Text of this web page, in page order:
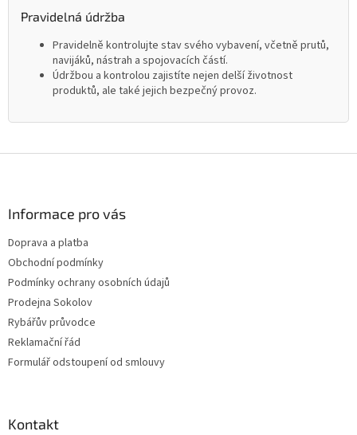
Pravidelná údržba
Pravidelně kontrolujte stav svého vybavení, včetně prutů,
navijáků, nástrah a spojovacích částí.
Údržbou a kontrolou zajistíte nejen delší životnost
produktů, ale také jejich bezpečný provoz.
Informace pro vás
Doprava a platba
Obchodní podmínky
Podmínky ochrany osobních údajů
Prodejna Sokolov
Rybářův průvodce
Reklamační řád
Formulář odstoupení od smlouvy
Kontakt